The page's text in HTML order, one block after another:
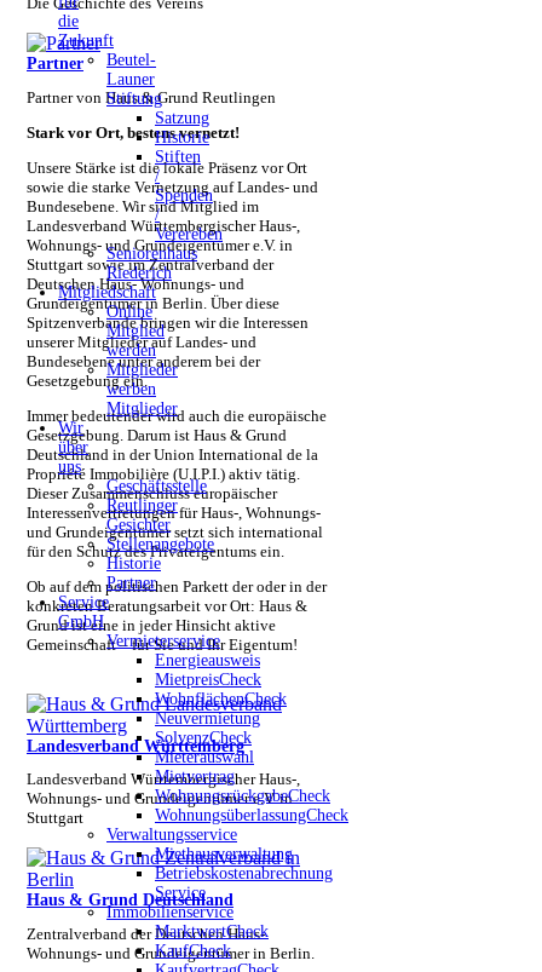
die
Zukunft
Beutel-
Launer
Stiftung
Satzung
Historie
Stiften
/
Spenden
/
Verereben
Seniorenhaus
Riederich
Mitgliedschaft
Online
Mitglied
werden
Mitglieder
werben
Mitglieder
Wir
über
uns
Geschäftsstelle
Reutlinger
Gesichter
Stellenangebote
Historie
Partner
Service
GmbH
Vermieterservice
Energieausweis
MietpreisCheck
WohnflächenCheck
Neuvermietung
SolvenzCheck
Mieterauswahl
Mietvertrag
WohnungsrückgabeCheck
WohnungsüberlassungCheck
Verwaltungsservice
Miethausverwaltung
Betriebskostenabrechnung
Service
Immobilienservice
MarktwertCheck
KaufCheck
Partner
Partner von Haus & Grund Reutlingen
Stark vor Ort, bestens vernetzt!
Unsere Stärke ist die lokale Präsenz vor Ort
sowie die starke Vernetzung auf Landes- und
Bundesebene. Wir sind Mitglied im
Landesverband Württembergischer Haus-,
Wohnungs- und Grundeigentümer e.V. in
Stuttgart sowie im Zentralverband der
Deutschen Haus- Wohnungs- und
Grundeigentümer in Berlin. Über diese
Spitzenverbände bringen wir die Interessen
unserer Mitglieder auf Landes- und
Bundesebene unter anderem bei der
Gesetzgebung ein.
Immer bedeutender wird auch die europäische
Gesetzgebung. Darum ist Haus & Grund
Deutschland in der Union International de la
Propriété Immobilière (U.I.P.I.) aktiv tätig.
Dieser Zusammenschluss europäischer
Interessenvertretungen für Haus-, Wohnungs-
und Grundeigentümer setzt sich international
für den Schutz des Privateigentums ein.
Ob auf dem politischen Parkett der oder in der
konkreten Beratungsarbeit vor Ort: Haus &
Grund ist eine in jeder Hinsicht aktive
Gemeinschaft – für Sie und Ihr Eigentum!
Landesverband Württemberg
Landesverband Württembergischer Haus-,
Wohnungs- und Grundeigentümer e.V. in
Stuttgart
Haus & Grund Deutschland
Zentralverband der Deutschen Haus-
Wohnungs- und Grundeigentümer in Berlin.